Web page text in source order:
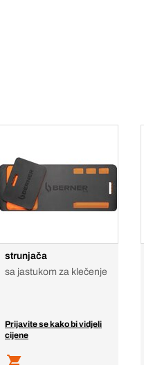
strunjača
sa jastukom za klečenje
Prijavite se kako bi vidjeli
cijene